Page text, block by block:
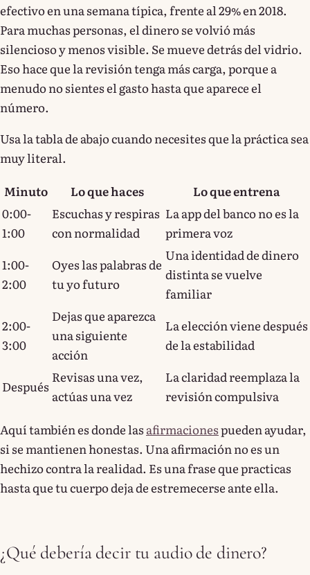
efectivo en una semana típica, frente al 29% en 2018.
Para muchas personas, el dinero se volvió más
silencioso y menos visible. Se mueve detrás del vidrio.
Eso hace que la revisión tenga más carga, porque a
menudo no sientes el gasto hasta que aparece el
número.
Usa la tabla de abajo cuando necesites que la práctica sea
muy literal.
Minuto
Lo que haces
Lo que entrena
0:00-
1:00
Escuchas y respiras
con normalidad
La app del banco no es la
primera voz
1:00-
2:00
Oyes las palabras de
tu yo futuro
Una identidad de dinero
distinta se vuelve
familiar
2:00-
3:00
Dejas que aparezca
una siguiente
acción
La elección viene después
de la estabilidad
Después
Revisas una vez,
actúas una vez
La claridad reemplaza la
revisión compulsiva
Aquí también es donde lasafirmacionespueden ayudar,
si se mantienen honestas. Una afirmación no es un
hechizo contra la realidad. Es una frase que practicas
hasta que tu cuerpo deja de estremecerse ante ella.
¿Qué debería decir tu audio de dinero?